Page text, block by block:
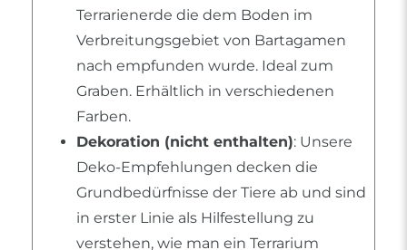
Terrarienerde die dem Boden im
Verbreitungsgebiet von Bartagamen
nach empfunden wurde. Ideal zum
Graben. Erhältlich in verschiedenen
Farben.
Dekoration (nicht enthalten): Unsere
Deko-Empfehlungen decken die
Grundbedürfnisse der Tiere ab und sind
in erster Linie als Hilfestellung zu
verstehen, wie man ein Terrarium